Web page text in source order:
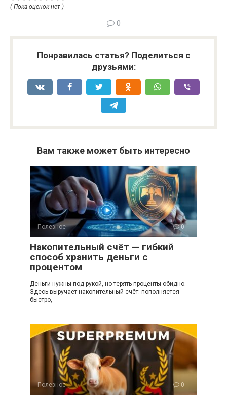
( Пока оценок нет )
0
Понравилась статья? Поделиться с
друзьями:
Вам также может быть интересно
Полезное 0
Накопительный счёт — гибкий
способ хранить деньги с
процентом
Деньги нужны под рукой, но терять проценты обидно.
Здесь выручает накопительный счёт: пополняется
быстро,
Полезное 0